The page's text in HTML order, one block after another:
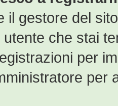
il gestore del
che stai
per
per